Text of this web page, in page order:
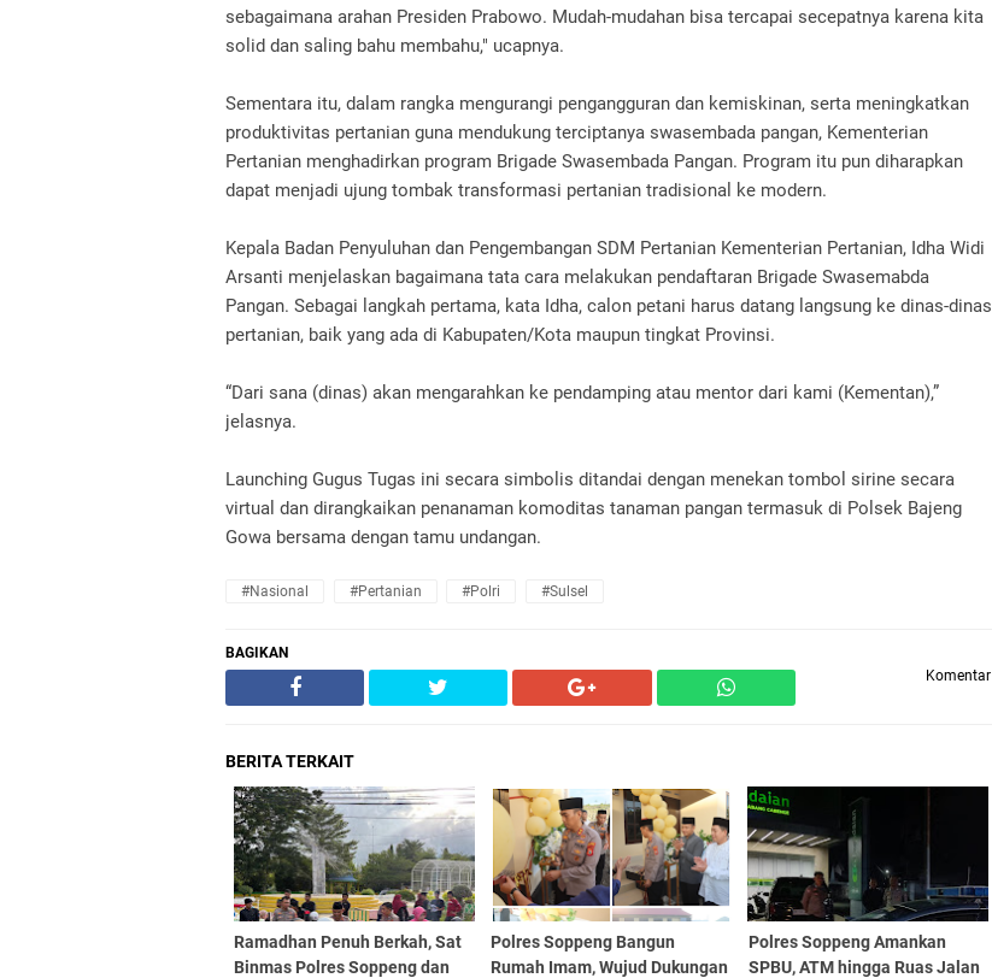
sebagaimana arahan Presiden Prabowo. Mudah-mudahan bisa tercapai secepatnya karena kita
solid dan saling bahu membahu," ucapnya.
Sementara itu, dalam rangka mengurangi pengangguran dan kemiskinan, serta meningkatkan
produktivitas pertanian guna mendukung terciptanya swasembada pangan, Kementerian
Pertanian menghadirkan program Brigade Swasembada Pangan. Program itu pun diharapkan
dapat menjadi ujung tombak transformasi pertanian tradisional ke modern.
Kepala Badan Penyuluhan dan Pengembangan SDM Pertanian Kementerian Pertanian, Idha Widi
Arsanti menjelaskan bagaimana tata cara melakukan pendaftaran Brigade Swasemabda
Pangan. Sebagai langkah pertama, kata Idha, calon petani harus datang langsung ke dinas-dinas
pertanian, baik yang ada di Kabupaten/Kota maupun tingkat Provinsi.
“Dari sana (dinas) akan mengarahkan ke pendamping atau mentor dari kami (Kementan),”
jelasnya.
Launching Gugus Tugas ini secara simbolis ditandai dengan menekan tombol sirine secara
virtual dan dirangkaikan penanaman komoditas tanaman pangan termasuk di Polsek Bajeng
Gowa bersama dengan tamu undangan.
#Nasional #Pertanian #Polri #Sulsel
BAGIKAN
Komentar
BERITA TERKAIT
Ramadhan Penuh Berkah, Sat
Binmas Polres Soppeng dan
Polres Soppeng Bangun
Rumah Imam, Wujud Dukungan
Polres Soppeng Amankan
SPBU, ATM hingga Ruas Jalan